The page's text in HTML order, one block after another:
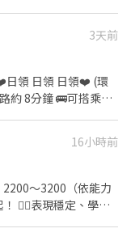
💰周休二日 💰夜班
容： 3C零件、
⭐工作地點：樹林區
/健保/團保/勞
3天前
領 日領 日領❤️ (環
約 8分鐘 🚌可搭乘
新莊好市多15分鐘
請機車位 ✅冷氣房 ✅
紅休) ✅免無塵 ✅冷
薪5號領薪
16小時前
～3200（依能力
👉🏻表現穩定、學習